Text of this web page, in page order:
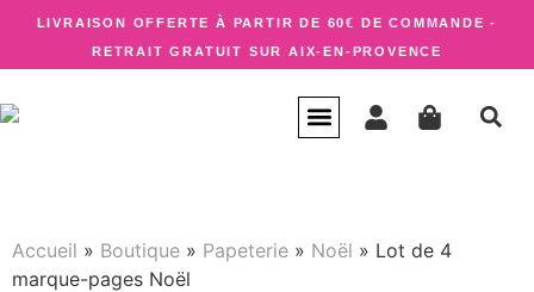
LIVRAISON OFFERTE À PARTIR DE 60€ DE COMMANDE -
RETRAIT GRATUIT SUR AIX-EN-PROVENCE
Accueil » Boutique » Papeterie » Noël » Lot de 4
marque-pages Noël